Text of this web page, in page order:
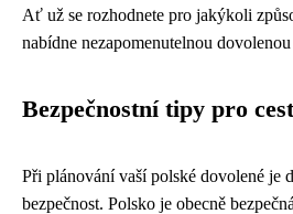
Ať už se rozhodnete pro jakýkoli
nabídne nezapomenutelnou
Bezpečnostní tipy pro
Při plánování vaší polské dovolené je
bezpečnost. Polsko je obecně